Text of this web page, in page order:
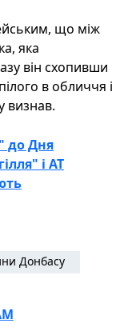
що між
яка
він схопивши
в обличчя і
визнав.
до Дня
і АТ
Донбасу